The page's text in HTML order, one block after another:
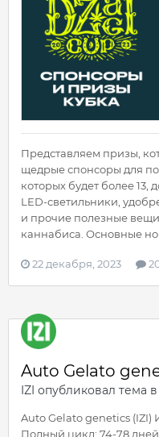
Представляем призы,
щедрые спонсоры для
которых будет более 13,
LED-светильники,
и прочие полезные
каннабиса. Основные
22 декабря, 2023
Auto Gelato
IZI опубликовал тема в
Auto Gelato genetics (IZI)
Полный цикл: 74-78